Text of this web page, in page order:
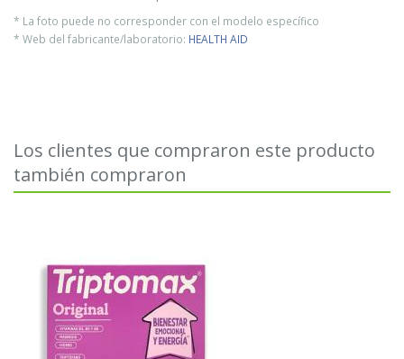
* La foto puede no corresponder con el modelo específico
* Web del fabricante/laboratorio: HEALTH AID
Los clientes que compraron este producto
también compraron